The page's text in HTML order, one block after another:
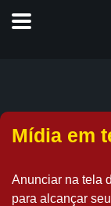
Mídia em
Anunciar na tela
para alcançar